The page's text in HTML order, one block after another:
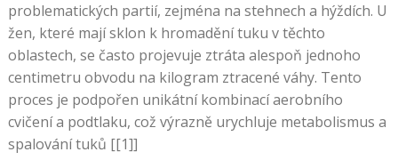
problematických partií, zejména na stehnech a hýždích. U
žen, které mají sklon k hromadění tuku v těchto
oblastech, se často projevuje ztráta alespoň jednoho
centimetru obvodu na kilogram ztracené váhy. Tento
proces je podpořen unikátní kombinací aerobního
cvičení a podtlaku, což výrazně urychluje metabolismus a
spalování tuků [[1]]